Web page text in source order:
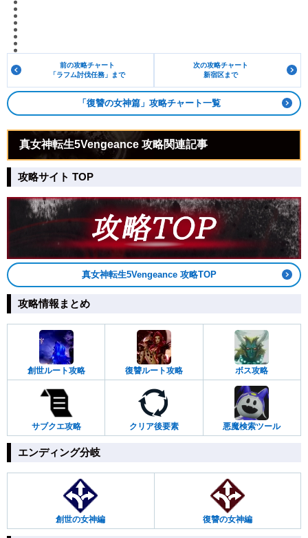
前の攻略チャート
「ラフム討伐任務」まで
次の攻略チャート
新宿区まで
「復讐の女神篇」攻略チャート一覧
真女神転生5Vengeance 攻略関連記事
攻略サイト TOP
真女神転生5Vengeance 攻略TOP
攻略情報まとめ
創世ルート攻略 復讐ルート攻略 ボス攻略
サブクエ攻略 クリア後要素 悪魔検索ツール
エンディング分岐
創世の女神編 復讐の女神編